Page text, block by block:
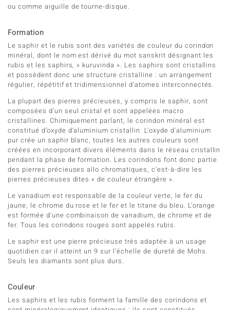
ou comme aiguille de tourne-disque.
Formation
Le saphir et le rubis sont des variétés de couleur du corindon
minéral, dont le nom est dérivé du mot sanskrit désignant les
rubis et les saphirs, « kuruvinda ». Les saphirs sont cristallins
et possèdent donc une structure cristalline : un arrangement
régulier, répétitif et tridimensionnel d’atomes interconnectés.
La plupart des pierres précieuses, y compris le saphir, sont
composées d’un seul cristal et sont appelées macro
cristallines. Chimiquement parlant, le corindon minéral est
constitué d’oxyde d’aluminium cristallin. L'oxyde d'aluminium
pur crée un saphir blanc, toutes les autres couleurs sont
créées en incorporant divers éléments dans le réseau cristallin
pendant la phase de formation. Les corindons font donc partie
des pierres précieuses allo chromatiques, c'est-à-dire les
pierres précieuses dites « de couleur étrangère ».
Le vanadium est responsable de la couleur verte, le fer du
jaune, le chrome du rose et le fer et le titane du bleu. L'orange
est formée d'une combinaison de vanadium, de chrome et de
fer. Tous les corindons rouges sont appelés rubis.
Le saphir est une pierre précieuse très adaptée à un usage
quotidien car il atteint un 9 sur l’échelle de dureté de Mohs.
Seuls les diamants sont plus durs.
Couleur
Les saphirs et les rubis forment la famille des corindons et